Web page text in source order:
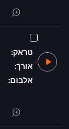
טראק:
אורך:
אלבום: